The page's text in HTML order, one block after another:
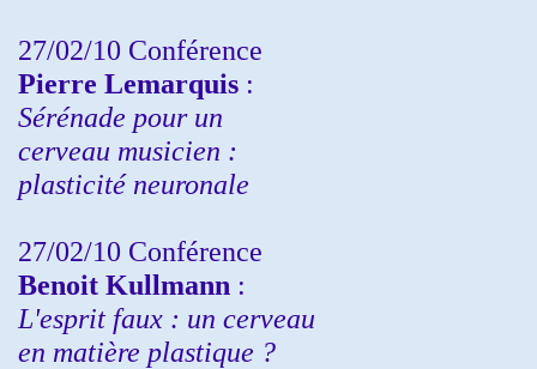
27/02/10 Conférence
Pierre Lemarquis :
Sérénade pour un
cerveau musicien :
plasticité neuronale
27/02/10 Conférence
Benoit Kullmann :
L'esprit faux : un cerveau
en matière plastique ?